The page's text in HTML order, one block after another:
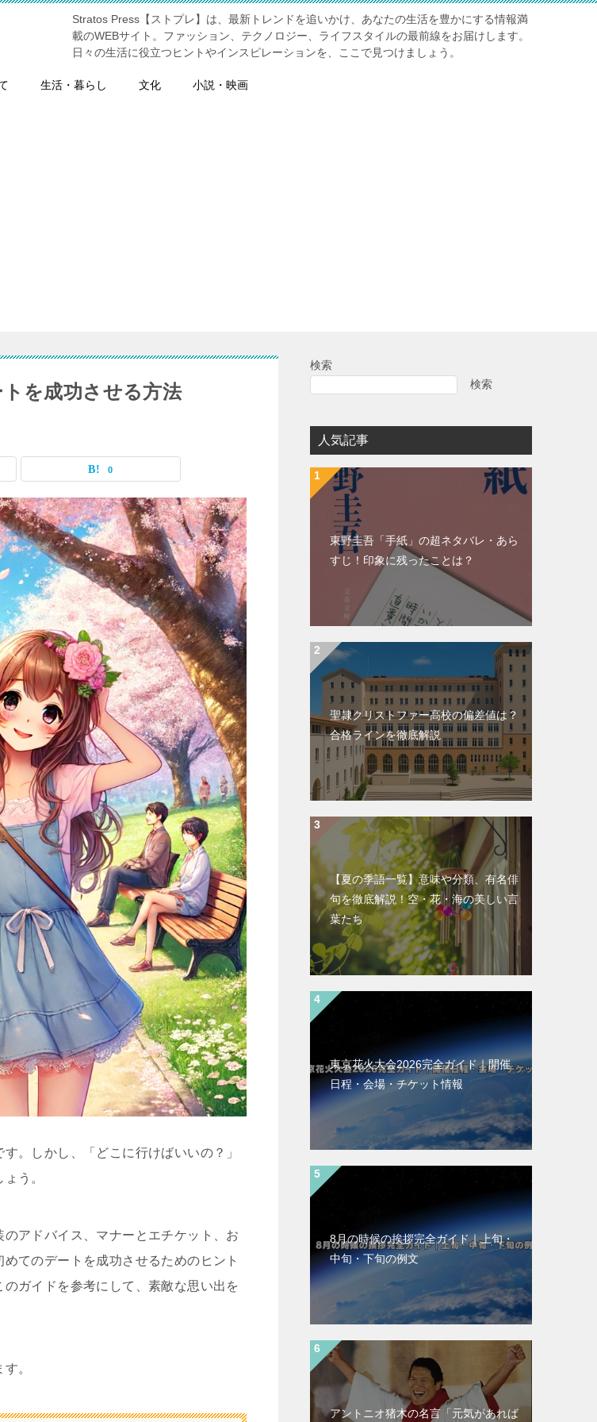
Stratos Press【ストプレ】は、最新トレンドを追いかけ、あなたの生活を豊かにする情報満
載のWEBサイト。ファッション、テクノロジー、ライフスタイルの最前線をお届けします。
日々の生活に役立つヒントやインスピレーションを、ここで見つけましょう。
生活・暮らし 文化 小説・映画
を成功させる方法
0
。しかし、「どこに行けばいいの？」
う。
アドバイス、マナーとエチケット、お
てのデートを成功させるためのヒント
ガイドを参考にして、素敵な思い出を
。
検索
検索
人気記事
東野圭吾「手紙」の超ネタバレ・あら
すじ！印象に残ったことは？
聖隷クリストファー高校の偏差値は？
合格ラインを徹底解説
【夏の季語一覧】意味や分類、有名俳
句を徹底解説！空・花・海の美しい言
葉たち
東京花火大会2026完全ガイド｜開催
日程・会場・チケット情報
8月の時候の挨拶完全ガイド｜上旬・
中旬・下旬の例文
アントニオ猪木の名言「元気があれば